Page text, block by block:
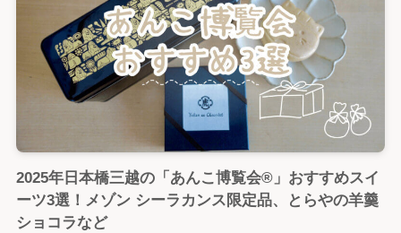
2025年日本橋三越の「あんこ博覧会®」おすすめスイ
ーツ3選！メゾン シーラカンス限定品、とらやの羊羹
ショコラなど